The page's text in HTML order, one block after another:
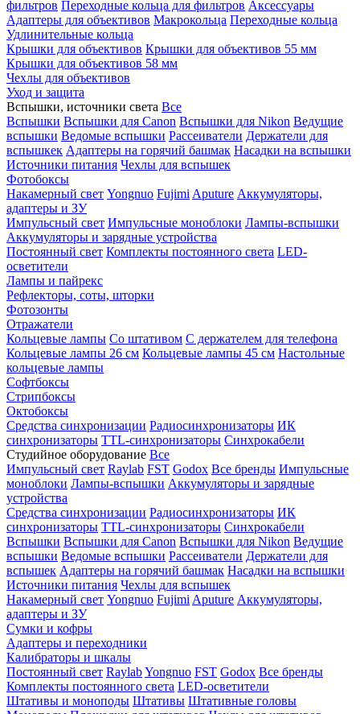
фильтров Переходные кольца для фильтров Аксессуары
Адаптеры для объективов Макрокольца Переходные кольца
Удлинительные кольца
Крышки для объективов Крышки для объективов 55 мм
Крышки для объективов 58 мм
Чехлы для объективов
Уход и защита
Вспышки, источники света Все
Вспышки Вспышки для Canon Вспышки для Nikon Ведущие
вспышки Ведомые вспышки Рассеиватели Держатели для
вспышкек Адаптеры на горячий башмак Насадки на вспышки
Источники питания Чехлы для вспышек
Фотобоксы
Накамерный свет Yongnuo Fujimi Aputure Аккумуляторы,
адаптеры и ЗУ
Импульсный свет Импульсные моноблоки Лампы-вспышки
Аккумуляторы и зарядные устройства
Постоянный свет Комплекты постоянного света LED-
осветители
Лампы и пайрекс
Рефлекторы, соты, шторки
Фотозонты
Отражатели
Кольцевые лампы Со штативом С держателем для телефона
Кольцевые лампы 26 см Кольцевые лампы 45 см Настольные
кольцевые лампы
Софтбоксы
Стрипбоксы
Октобоксы
Средства синхронизации Радиосинхронизаторы ИК
синхронизаторы TTL-синхронизаторы Синхрокабели
Студийное оборудование Все
Импульсный свет Raylab FST Godox Все бренды Импульсные
моноблоки Лампы-вспышки Аккумуляторы и зарядные
устройства
Средства синхронизации Радиосинхронизаторы ИК
синхронизаторы TTL-синхронизаторы Синхрокабели
Вспышки Вспышки для Canon Вспышки для Nikon Ведущие
вспышки Ведомые вспышки Рассеиватели Держатели для
вспышек Адаптеры на горячий башмак Насадки на вспышки
Источники питания Чехлы для вспышек
Накамерный свет Yongnuo Fujimi Aputure Аккумуляторы,
адаптеры и ЗУ
Сумки и кофры
Адаптеры и переходники
Калибраторы и шкалы
Постоянный свет RaylabYongnuo FST Godox Все бренды
Комплекты постоянного света LED-осветители
Штативы и моноподы Штативы Штативные головы